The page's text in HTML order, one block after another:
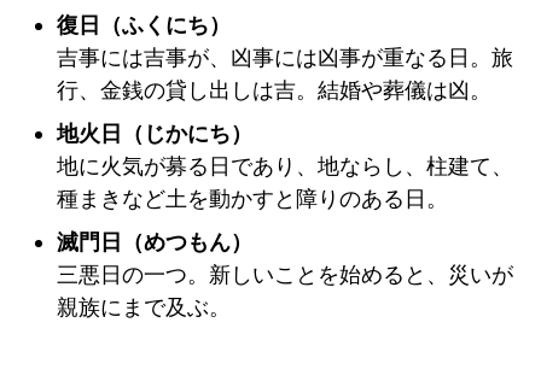
復日（ふくにち）
吉事には吉事が、凶事には凶事が重なる日。旅
行、金銭の貸し出しは吉。結婚や葬儀は凶。
地火日（じかにち）
地に火気が募る日であり、地ならし、柱建て、
種まきなど土を動かすと障りのある日。
滅門日（めつもん）
三悪日の一つ。新しいことを始めると、災いが
親族にまで及ぶ。